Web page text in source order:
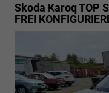
Skoda KaroqTOP
FREI